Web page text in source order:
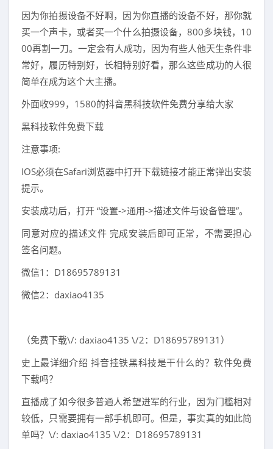
因为你拍摄设备不好啊，因为你直播的设备不好，那你就
买一个声卡，或者买一个什么拍摄设备，800多块钱，10
00再割一刀。一定会有人成功，因为有些人他天生条件非
常好，履历特别好，长相特别好看，那么这些成功的人很
简单在成为这个大主播。
外面收999，1580的抖音黑科技软件免费分享给大家
黑科技软件免费下载
注意事项:
IOS必须在Safari浏览器中打开下载链接才能正常弹出安装
提示。
安装成功后，打开 “设置->通用->描述文件与设备管理”。
同意对应的描述文件 完成安装后即可正常，不需要担心
签名问题。
微信1：D18695789131
微信2：daxiao4135
（免费下载\/: daxiao4135 \/2：D18695789131）
史上最详细介绍 抖音挂铁黑科技是干什么的？软件免费
下载吗？
直播成了如今很多普通人希望进军的行业，因为门槛相对
较低，只需要拥有一部手机即可。但是，事实真的如此简
单吗？\/: daxiao4135 \/2：D18695789131